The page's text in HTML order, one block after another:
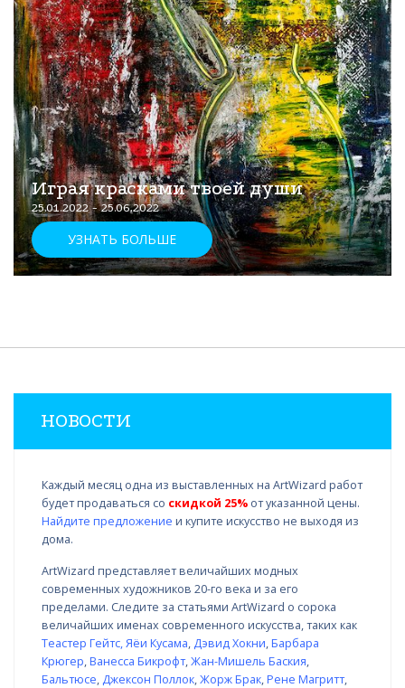
Играя красками твоей души
25.01.2022 - 25.06.2022
УЗНАТЬ БОЛЬШЕ
НОВОСТИ
Каждый месяц одна из выставленных на ArtWizard работ
будет продаваться со скидкой 25% от указанной цены.
Найдите предложение и купите искусство не выходя из
дома.
ArtWizard представляет величайших модных
современных художников 20-го века и за его
пределами. Следите за статьями ArtWizard о сорока
величайших именах современного искусства, таких как
Теастер Гейтс,Яёи Кусама, Дэвид Хокни,Барбара
Крюгер,Ванесса Бикрофт,Жан-Мишель Баския,
Бальтюсе, Джексон Поллок,Жорж Брак,Рене Магритт,